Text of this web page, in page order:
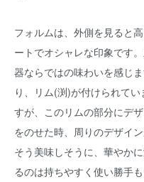
フォルムは、外側を見ると
ートでオシャレな印象です
器ならではの味わいを感じ
り、リム(渕)が付けられて
すが、このリムの部分にデ
をのせた時、周りのデザイ
そう美味しそうに、華やか
るのは持ちやすく使い勝手も